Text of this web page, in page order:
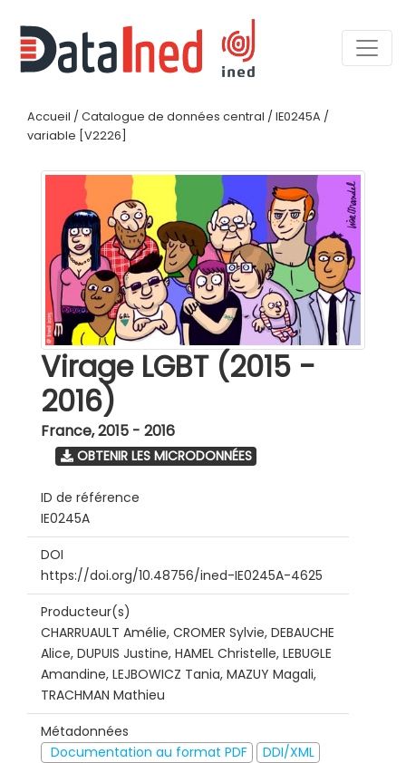
Accueil / Catalogue de données central / IE0245A /
variable [V2226]
Virage LGBT (2015 -
2016)
France,2015 - 2016
OBTENIR LES MICRODONNÉES
ID de référence
IE0245A
DOI
https://doi.org/10.48756/ined-IE0245A-4625
Producteur(s)
CHARRUAULT Amélie, CROMER Sylvie, DEBAUCHE
Alice, DUPUIS Justine, HAMEL Christelle, LEBUGLE
Amandine, LEJBOWICZ Tania, MAZUY Magali,
TRACHMAN Mathieu
Métadonnées
Documentation au format PDF
DDI/XML